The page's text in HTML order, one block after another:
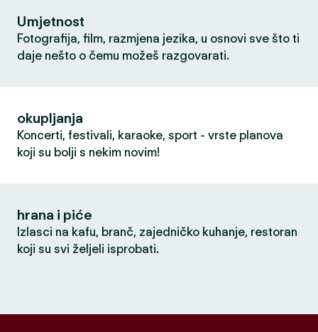
Umjetnost
Fotografija, film, razmjena jezika, u osnovi sve što ti
daje nešto o čemu možeš razgovarati.
okupljanja
Koncerti, festivali, karaoke, sport - vrste planova
koji su bolji s nekim novim!
hrana i piće
Izlasci na kafu, branč, zajedničko kuhanje, restoran
koji su svi željeli isprobati.